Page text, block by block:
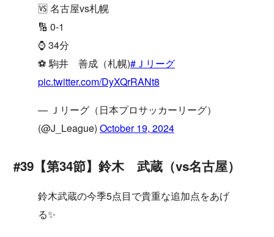
🆚 名古屋vs札幌
🔢 0-1
⌚️ 34分
⚽️ 駒井 善成（札幌)#Ｊリーグ
pic.twitter.com/DyXQrRANt8
— Ｊリーグ（日本プロサッカーリーグ）
(@J_League) October 19, 2024
#39【第34節】鈴木 武蔵（vs名古屋）
鈴木武蔵の今季5点目で貴重な追加点をあげ
る✨️